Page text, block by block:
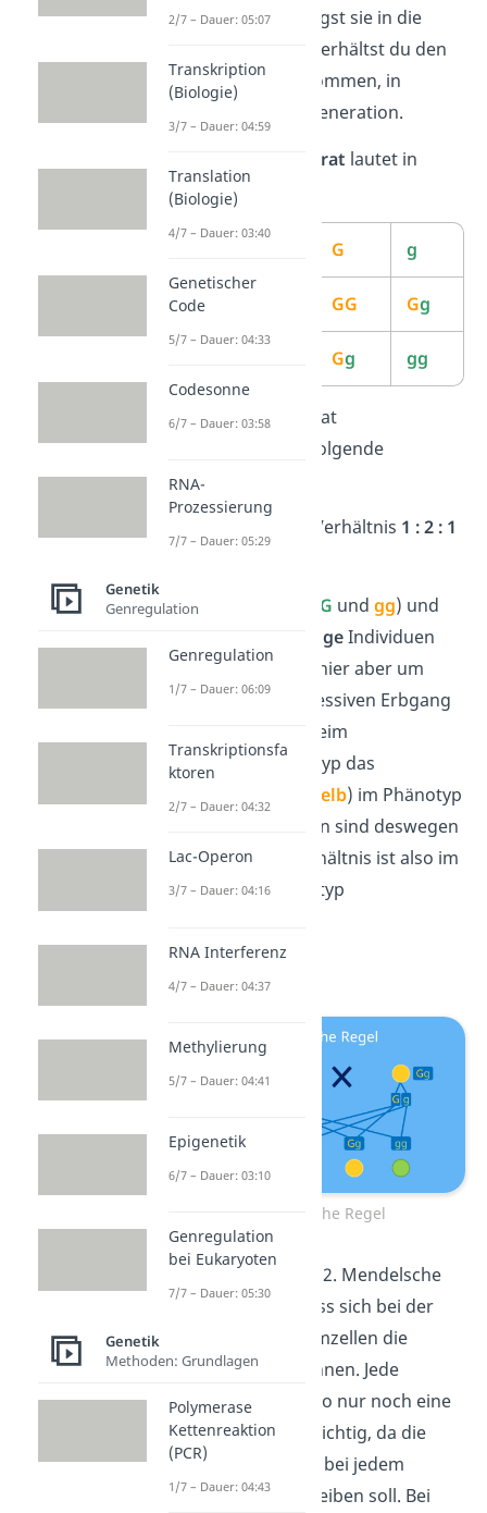
miteinander und trägst sie in die
freien Felder ein. So erhältst du den
Genotyp der Nachkommen, in
diesem Fall der F2-Generation.
Kreuzungsquadrat lautet in
diesem Fall:
G g
G GG Gg
Gg gg
DieF2-Generation
hat
dementsprechend folgende
Genotypen
im Verhältnis 1 : 2 : 1
Hälfte
GG undgg) und
mischerbigeIndividuen
Gg) auf.Da es sich hier aber um
einen dominant-rezessiven Erbgang
handelt, setzt sich beim
mischerbigen Genotyp das
gelb) im Phänotyp
durch. 3 von 4 Samen sind deswegen
gelb. Das Zahlenverhältnis ist also im
Phänotyp und Genotyp
2. Mendelsche Regel
Schon gewusst?
Die 2. Mendelsche
Regel zeigt auch, dass sich bei der
Herstellung von Keimzellen die
beiden Allele auftrennen. Jede
Keimzelle enthält also nur noch eine
Allel-Kopie. Das ist wichtig, da die
Zahl der Erbanlagen bei jedem
Lebewesen gleich bleiben soll. Bei
2/7 – Dauer: 05:07
Transkription
(Biologie)
3/7 – Dauer: 04:59
Translation
(Biologie)
4/7 – Dauer: 03:40
Genetischer
Code
5/7 – Dauer: 04:33
Codesonne
6/7 – Dauer: 03:58
RNA-
Prozessierung
7/7 – Dauer: 05:29
Genetik
Genregulation
Genregulation
1/7 – Dauer: 06:09
Transkriptionsfa
ktoren
2/7 – Dauer: 04:32
Lac-Operon
3/7 – Dauer: 04:16
RNA Interferenz
4/7 – Dauer: 04:37
Methylierung
5/7 – Dauer: 04:41
Epigenetik
6/7 – Dauer: 03:10
Genregulation
bei Eukaryoten
7/7 – Dauer: 05:30
Genetik
Methoden: Grundlagen
Polymerase
Kettenreaktion
(PCR)
1/7 – Dauer: 04:43